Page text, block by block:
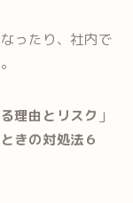
ったり、社内で
理由とリスク 」
きの対処法６